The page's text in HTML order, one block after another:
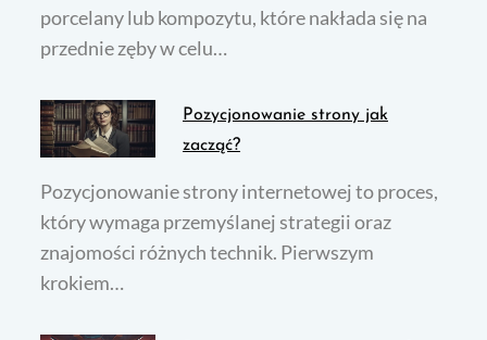
porcelany lub kompozytu, które nakłada się na
przednie zęby w celu…
Pozycjonowanie strony jak
zacząć?
Pozycjonowanie strony internetowej to proces,
który wymaga przemyślanej strategii oraz
znajomości różnych technik. Pierwszym
krokiem…